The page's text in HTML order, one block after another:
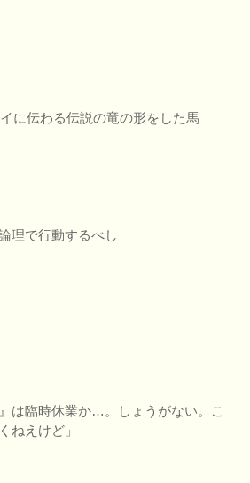
に伝わる伝説の竜の形をした馬
理で行動するべし
は臨時休業か…。しょうがない。こ
ねえけど」